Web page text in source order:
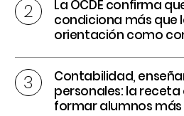
La OCDE confirma
condiciona más que
orientación como
Contabilidad,
personales: la
formar alumnos